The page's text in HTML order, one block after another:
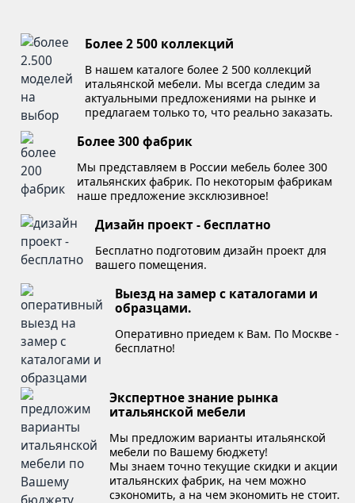
Более 2 500 коллекций
В нашем каталоге более 2 500 коллекций
итальянской мебели. Мы всегда следим за
актуальными предложениями на рынке и
предлагаем только то, что реально заказать.
Более 300 фабрик
Мы представляем в России мебель более 300
итальянских фабрик. По некоторым фабрикам
наше предложение эксклюзивное!
Дизайн проект - бесплатно
Бесплатно подготовим дизайн проект для
вашего помещения.
Выезд на замер с каталогами и
образцами.
Оперативно приедем к Вам. По Москве -
бесплатно!
Экспертное знание рынка
итальянской мебели
Мы предложим варианты итальянской
мебели по Вашему бюджету!
Мы знаем точно текущие скидки и акции
итальянских фабрик, на чем можно
сэкономить, а на чем экономить не стоит.